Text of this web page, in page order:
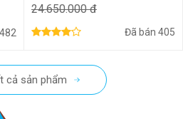
482
24.650.000 đ
Đã bán 405
cả sản phẩm